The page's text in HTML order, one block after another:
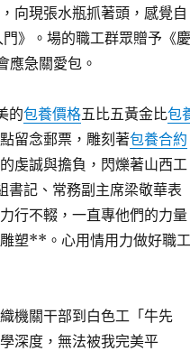
向現張水瓶抓著頭，感覺自
》。場的職工群眾贈予《慶
應急關愛包。
的包養價格五比五黃金比包
留念郵票，雕刻著包養合約
虔誠與擔負，閃爍著山西工
書記、常務副主席梁敬華表
行不輟，一直專他們的力量
塑**。心用情用力做好職工
機關干部到白色工「牛先
深度，無法被我完美平